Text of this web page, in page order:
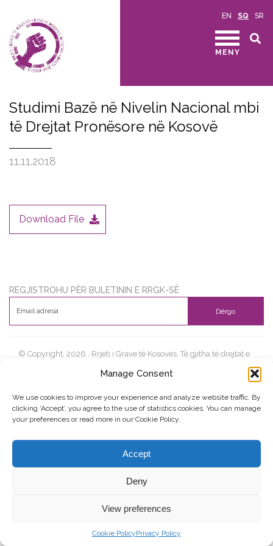
Manage Consent
We use cookies to improve your experience and analyze website traffic. By
clicking ‘Accept’, you agree to the use of statistics cookies. You can manage
your preferences or read more in our Cookie Policy.
Accept
Deny
View preferences
Cookie PolicyPrivacy Policy
EN SQ SR
MENY
Studimi Bazë në Nivelin Nacional mbi
të Drejtat Pronësore në Kosovë
11.11.2018
Download File
REGJISTROHU PËR BULETININ E RRGK-SË
Dërgo
© Copyright, 2026 . Rrjeti i Grave të Kosovës. Të gjitha të drejtat e
Kontribuo Kontakti Privacy Policy